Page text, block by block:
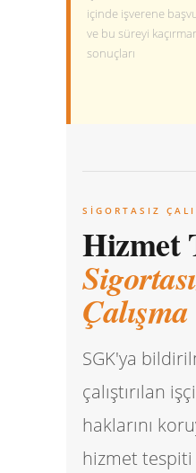
içinde işverene
ve bu süreyi
sonuçları
SIGORTASIZ
Hizmet
Çalışma
SGK'ya
çalıştırılan
haklarını
hizmet tespiti